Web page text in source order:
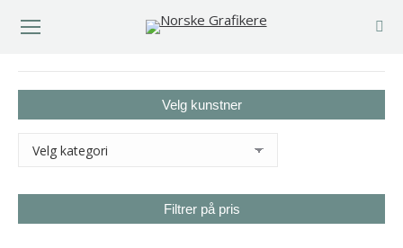
Velg kunstner
Filtrer på pris